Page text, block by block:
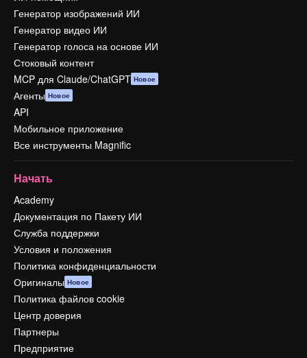
Генератор изображений ИИ
Генератор видео ИИ
Генератор голоса на основе ИИ
Стоковый контент
MCP для Claude/ChatGPT Новое
Агенты Новое
API
Мобильное приложение
Все инструменты Magnific
Начать
Academy
Документация по Пакету ИИ
Служба поддержки
Условия и положения
Политика конфиденциальности
Оригиналы Новое
Политика файлов cookie
Центр доверия
Партнеры
Предприятие